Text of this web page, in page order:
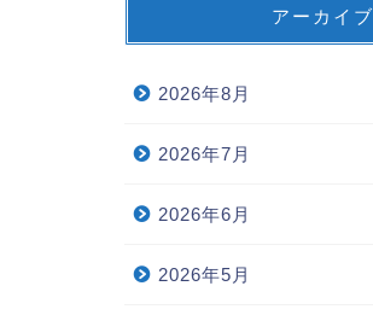
アーカイブ
2026年8月
2026年7月
2026年6月
2026年5月